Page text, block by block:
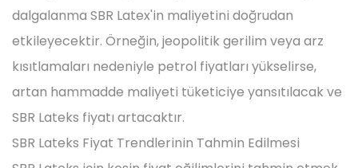
dalgalanma SBR Latex'in maliyetini doğrudan
etkileyecektir. Örneğin, jeopolitik gerilim veya arz
kısıtlamaları nedeniyle petrol fiyatları yükselirse,
artan hammadde maliyeti tüketiciye yansıtılacak ve
SBR Lateks fiyatı artacaktır.
SBR Lateks Fiyat Trendlerinin Tahmin Edilmesi